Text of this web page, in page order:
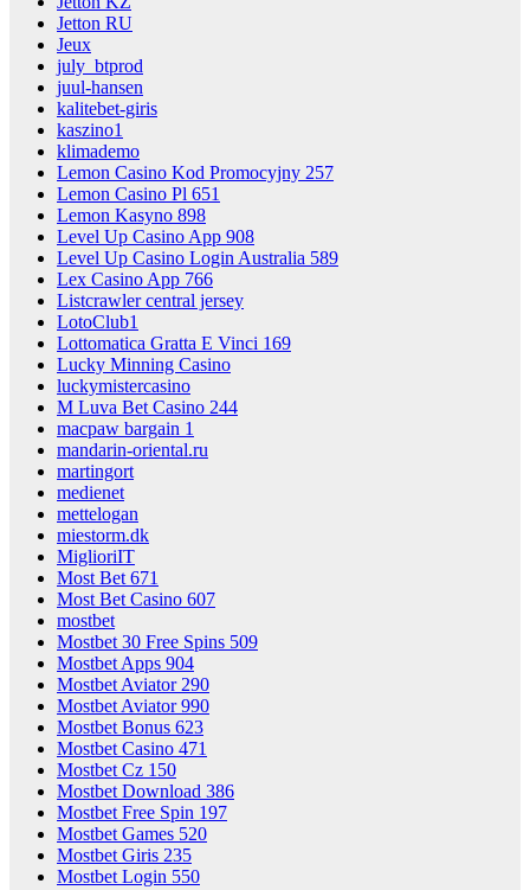
Jetton RU
Jeux
july_btprod
juul-hansen
kalitebet-giris
kaszino1
klimademo
Lemon Casino Kod Promocyjny 257
Lemon Casino Pl 651
Lemon Kasyno 898
Level Up Casino App 908
Level Up Casino Login Australia 589
Lex Casino App 766
Listcrawler central jersey
LotoClub1
Lottomatica Gratta E Vinci 169
Lucky Minning Casino
luckymistercasino
M Luva Bet Casino 244
macpaw bargain 1
mandarin-oriental.ru
martingort
medienet
mettelogan
miestorm.dk
MiglioriIT
Most Bet 671
Most Bet Casino 607
mostbet
Mostbet 30 Free Spins 509
Mostbet Apps 904
Mostbet Aviator 290
Mostbet Aviator 990
Mostbet Bonus 623
Mostbet Casino 471
Mostbet Cz 150
Mostbet Download 386
Mostbet Free Spin 197
Mostbet Games 520
Mostbet Giris 235
Mostbet Login 550